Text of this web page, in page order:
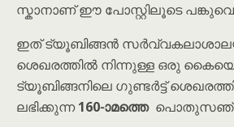
സ്കാനാണ് ഈ പോസ്റ്റിലൂടെ
ഇത് ട്യൂബിങ്ങൻ
ശെഖരത്തിൽ നിന്നുള്ള ഒരു
ട്യൂബിങ്ങനിലെ ഗുണ്ടർട്ട്
ലഭിക്കുന്ന160-ാമത്തെ